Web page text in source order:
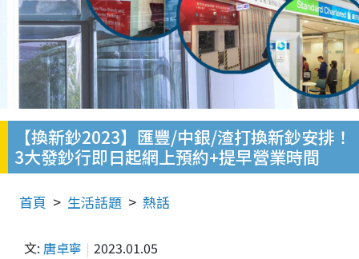
【換新鈔2023】匯豐/中銀/渣打換新鈔安排！
3大發鈔行即日起網上預約+提早營業時間
首頁 生活話題 熱話
文: 唐卓寧 2023.01.05